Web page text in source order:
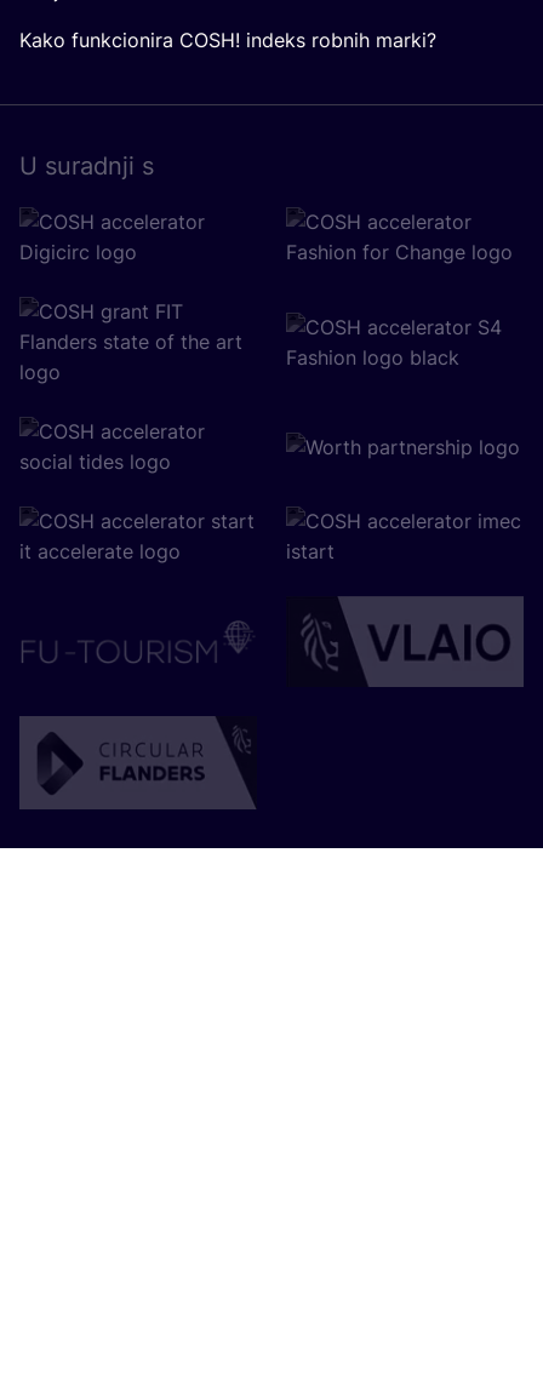
Kako funkcionira COSH! indeks robnih marki?
U surad­nji s